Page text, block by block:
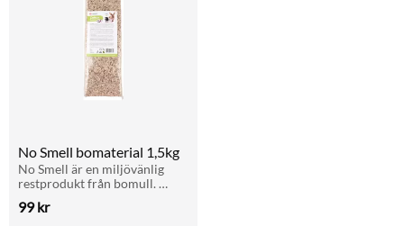
No Smell bomaterial 1,5kg
No Smell är en miljövänlig
restprodukt från bomull.
bomaterial till smådjur, fåglar
99kr